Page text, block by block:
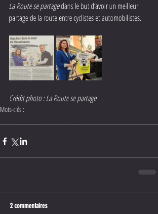
La Route se partage dans le but d’avoir un meilleur
partage de la route entre cyclistes et automobilistes.
Crédit photo : La Route se partage
Mots-clés :
2 commentaires